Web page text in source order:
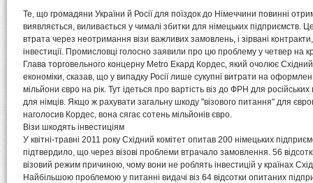
Те, що громадяни України й Росії для поїздок до Німеччини повинні
виявляється, виливається у чималі збитки для німецьких підприємств.
втрата через неотримання візи важливих замовлень, і зірвані контракти,
інвестиції. Промисловці голосно заявили про цю проблему у четвер на
Глава торговельного концерну Metro Eкард Кордес, який очолює Східний
економіки, сказав, що у випадку Росії лише сукупні витрати на
мільйони євро на рік. Тут ідеться про вартість віз до ФРН для російських
для німців. Якщо ж рахувати загальну шкоду "візового питання" для
наголосив Кордес, вона сягає сотень мільйонів євро.
Візи шкодять інвестиціям
У квітні-травні 2011 року Східний комітет опитав 200 німецьких
підтвердило, що через візові проблеми втрачало замовлення. 56
візовий режим причиною, чому вони не роблять інвестицій у країнах
Найбільшою проблемою у питанні видачі віз 64 відсотки опитаних